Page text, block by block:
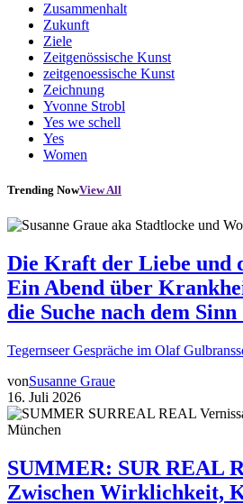
Zusammenhalt
Zukunft
Ziele
Zeitgenössische Kunst
zeitgenoessische Kunst
Zeichnung
Yvonne Strobl
Yes we schell
Yes
Women
Trending NowView All
Die Kraft der Liebe und
Ein Abend über
die Suche nach dem Sinn
Tegernseer Gespräche im Olaf
vonSusanne Graue
16. Juli 2026
SUMMER: SUR REAL
Zwischen Wirklichkeit,